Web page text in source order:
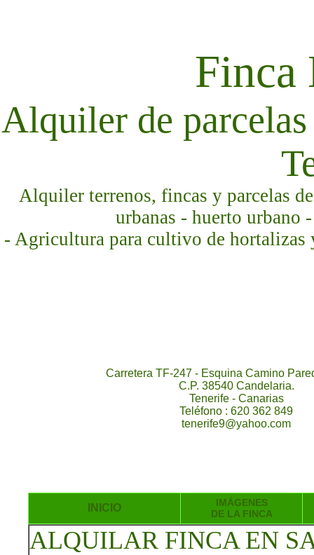
Finca
Alquiler de
Alquiler terrenos, fincas y parcelas
urbanas - huerto urbano
- Agricultura para cultivo de hortalizas
Carretera TF-247 - Esquina Camino
C.P. 38540 Candelaria.
Tenerife - Canarias
Teléfono : 620 362 849
tenerife9@yahoo.com
INICIO
IMÁGENES
DE LA FINCA
ALQUILAR FINCA EN